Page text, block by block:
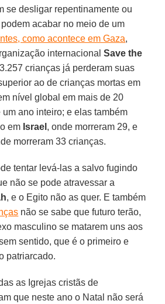
se desligar repentinamente ou
acabar no meio de um
como acontece em Gaza,
internacionalSave the
crianças já perderam suas
ao de crianças mortas em
nível global em mais de 20
ano inteiro; e elas também
em Israel , onde morreram 29, e
morreram 33 crianças.
tentar levá-las a salvo fugindo
não se pode atravessar a
, e o Egito não as quer. E também
não se sabe que futuro terão,
masculino se matarem uns aos
sentido, que é o primeiro e
patriarcado.
as Igrejas cristãs de
que neste ano o Natal não será